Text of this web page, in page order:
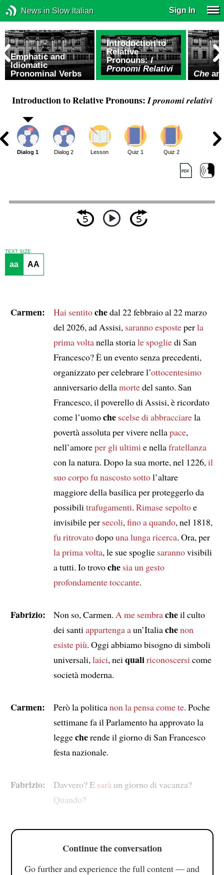
News in Slow Italian Sign In
Emphatic and
Idiomatic
Pronominal Verbs
Introduction to
Relative
Pronouns:I
Pronomi Relativi
Che
Introduction to Relative Pronouns:I pronomi relativi
Dialog 1 Dialog 2 Lesson Quiz 1 Quiz 2
TEXT SIZE
aa AA
Carmen: Hai sentitochedal 22 febbraio al 22 marzo
del 2026, ad Assisi, saranno esposteperla
prima voltanella storiale spogliedi San
Francesco? È un evento senza precedenti,
organizzato per celebrare l’ottocentesimo
anniversario dellamortedel santo. San
Francesco, il poverello di Assisi, è ricordato
come l’uomoche scelse di abbracciarela
povertà assoluta per vivere nellapace,
nell’amoreper gli ultimi e nellafratellanza
con la natura. Dopo la sua morte, nel 1226, il
suo corpo fu nascosto sottol’altare
maggiore della basilica per proteggerlo da
possibili trafugamenti. Rimase sepoltoe
invisibile per secoli, fino a quando, nel 1818,
fu ritrovatodopouna lunga ricerca. Ora, per
la prima volta, le sue spoglie sarannovisibili
a tutti. Io trovoche sia un gesto
profondamente toccante.
Fabrizio: Non so, Carmen. A me sembracheil culto
dei santi appartenga aun’Italiachenon
esiste più. Oggi abbiamo bisogno di simboli
universali, laici, nei qualiriconoscersi come
società moderna.
Carmen: Però la politicanon la pensa come te. Poche
settimane fa il Parlamento ha approvato la
leggecherende il giorno di San Francesco
festa nazionale.
Fabrizio: Davvero? E sarà un giorno di vacanza?
Quando?
Continue the conversation
Go further and experience the full content — and